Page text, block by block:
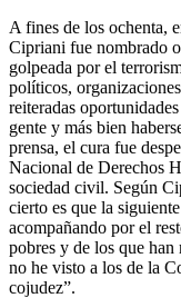
A fines de los ochenta,
Cipriani fue nombrado
golpeada por el
políticos,
reiteradas
gente y más bien
prensa, el cura fue
Nacional de Derechos
sociedad civil. Según
cierto es que la
acompañando por el
pobres y de los que han
no he visto a los de la
cojudez”.